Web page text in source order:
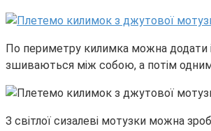
По периметру килимка можна додати і
зшиваються між собою, а потім
З світлої сизалеві мотузки можна